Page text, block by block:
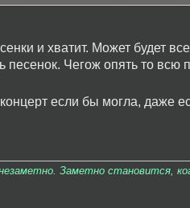
и хватит. Может будет
песенок. Чегож опять то всю
если бы могла, даже
Заметно становится,